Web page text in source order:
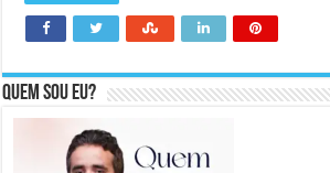
Quem sou eu?